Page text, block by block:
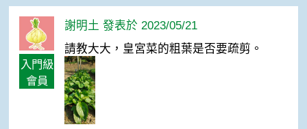
入門級
會員
謝明土 發表於 2023/05/21
請教大大，皇宮菜的粗葉是否要疏剪。